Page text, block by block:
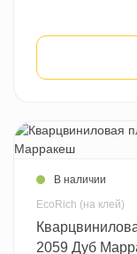
В наличии
EcoRich (на клей)
2059 Дуб